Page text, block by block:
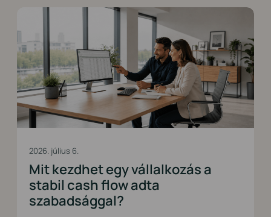
2026. július 6.
Mit kezdhet egy vállalkozás a
stabil cash flow adta
szabadsággal?